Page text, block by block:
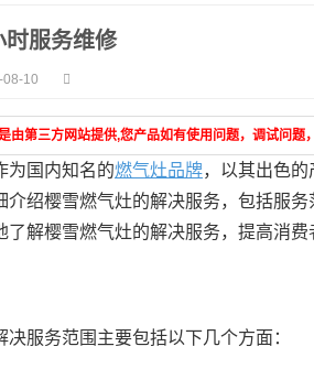
时服务维修
08-10
由第三方网站提供,您产品如有使用问题，调试问题
为国内知名的燃气灶品牌，以其出色
介绍樱雪燃气灶的解决服务，包括服
解樱雪燃气灶的解决服务，提高消费
务范围主要包括以下几个方面：